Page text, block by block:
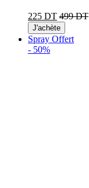
225 DT 499 DT
J'achète
Spray Offert
- 50%